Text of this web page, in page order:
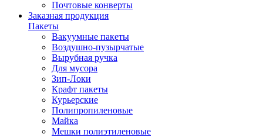
Почтовые конверты
Заказная продукция
Пакеты
Вакуумные пакеты
Воздушно-пузырчатые
Вырубная ручка
Для мусора
Зип-Локи
Крафт пакеты
Курьерские
Полипропиленовые
Майка
Мешки полиэтиленовые